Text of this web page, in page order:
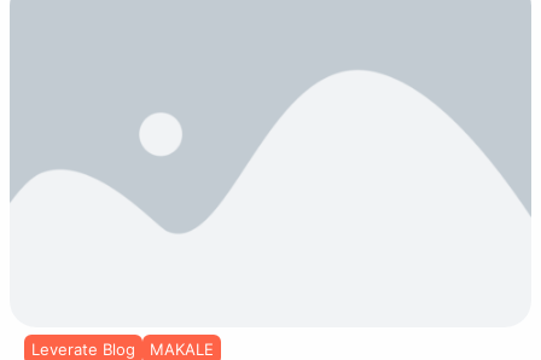
Leverate Blog
MAKALE